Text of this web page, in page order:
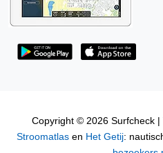
Copyright © 2026 Surfcheck |
Stroomatlasen Het Getij: